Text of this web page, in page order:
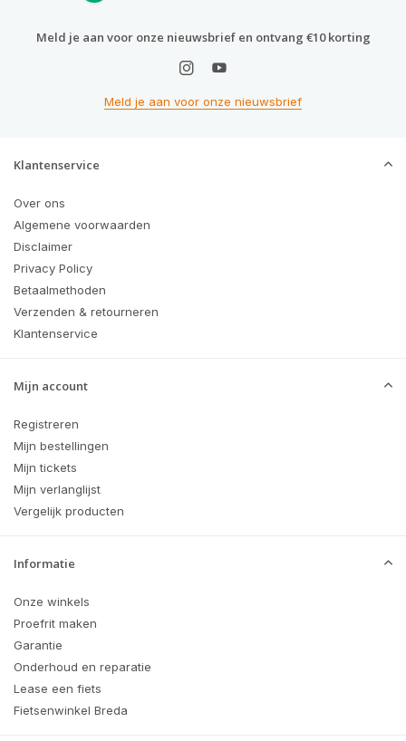
Meld je aan voor onze nieuwsbrief en ontvang €10 korting
Meld je aan voor onze nieuwsbrief
Klantenservice
Over ons
Algemene voorwaarden
Disclaimer
Privacy Policy
Betaalmethoden
Verzenden & retourneren
Klantenservice
Mijn account
Registreren
Mijn bestellingen
Mijn tickets
Mijn verlanglijst
Vergelijk producten
Informatie
Onze winkels
Proefrit maken
Garantie
Onderhoud en reparatie
Lease een fiets
Fietsenwinkel Breda